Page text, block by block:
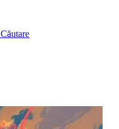
Căutare